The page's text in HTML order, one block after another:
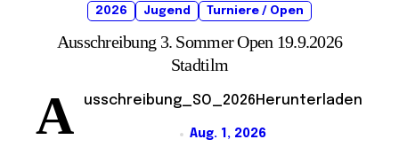
2026 Jugend Turniere / Open
Ausschreibung 3. Sommer Open 19.9.2026
Stadtilm
A usschreibung_SO_2026Herunterladen
Aug. 1, 2026